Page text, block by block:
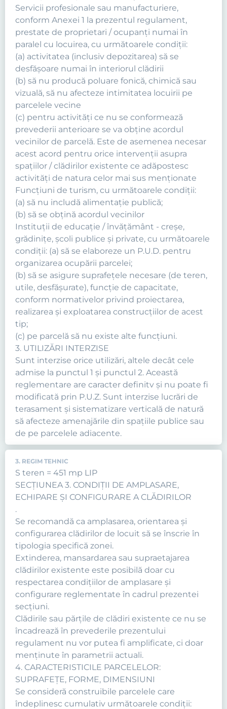
Servicii profesionale sau manufacturiere,
conform Anexei 1 la prezentul regulament,
prestate de proprietari / ocupanţi numai în
paralel cu locuirea, cu următoarele condiţii:
(a) activitatea (inclusiv depozitarea) să se
desfăşoare numai în interiorul clădirii
(b) să nu producă poluare fonică, chimică sau
vizuală, să nu afecteze intimitatea locuirii pe
parcelele vecine
(c) pentru activităţi ce nu se conformează
prevederii anterioare se va obţine acordul
vecinilor de parcelă. Este de asemenea necesar
acest acord pentru orice intervenţii asupra
spaţiilor / clădirilor existente ce adăpostesc
activităţi de natura celor mai sus menţionate
Funcţiuni de turism, cu următoarele condiţii:
(a) să nu includă alimentaţie publică;
(b) să se obţină acordul vecinilor
Instituţii de educaţie / învăţământ - creşe,
grădiniţe, şcoli publice şi private, cu următoarele
condiţii: (a) să se elaboreze un P.U.D. pentru
organizarea ocupării parcelei;
(b) să se asigure suprafeţele necesare (de teren,
utile, desfăşurate), funcţie de capacitate,
conform normativelor privind proiectarea,
realizarea şi exploatarea construcţiilor de acest
tip;
(c) pe parcelă să nu existe alte funcţiuni.
3. UTILIZĂRI INTERZISE
Sunt interzise orice utilizări, altele decât cele
admise la punctul 1 şi punctul 2. Această
reglementare are caracter definitv şi nu poate fi
modificată prin P.U.Z. Sunt interzise lucrări de
terasament şi sistematizare verticală de natură
să afecteze amenajările din spaţiile publice sau
de pe parcelele adiacente.
3. REGIM TEHNIC
S teren = 451 mp LIP
SECŢIUNEA 3. CONDIŢII DE AMPLASARE,
ECHIPARE ŞI CONFIGURARE A CLĂDIRILOR
.
Se recomandă ca amplasarea, orientarea şi
configurarea clădirilor de locuit să se înscrie în
tipologia specifică zonei.
Extinderea, mansardarea sau supraetajarea
clădirilor existente este posibilă doar cu
respectarea condiţiilor de amplasare şi
configurare reglementate în cadrul prezentei
secţiuni.
Clădirile sau părţile de clădiri existente ce nu se
încadrează în prevederile prezentului
regulament nu vor putea fi amplificate, ci doar
menţinute în parametrii actuali.
4. CARACTERISTICILE PARCELELOR:
SUPRAFEŢE, FORME, DIMENSIUNI
Se consideră construibile parcelele care
îndeplinesc cumulativ următoarele condiţii: